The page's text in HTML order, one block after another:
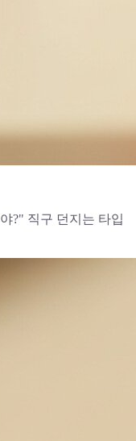
?" 직구 던지는 타입